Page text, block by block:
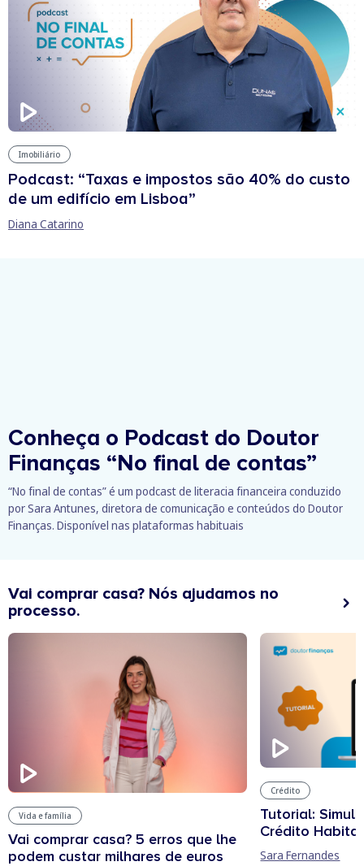
Imobiliário
Podcast: “Taxas e impostos são 40% do custo
de um edifício em Lisboa”
Diana Catarino
Conheça o Podcast do Doutor
Finanças “No final de contas”
“No final de contas” é um podcast de literacia financeira conduzido
por Sara Antunes, diretora de comunicação e conteúdos do Doutor
Finanças. Disponível nas plataformas habituais
Vai comprar casa? Nós ajudamos no
processo.
Vida e família
Vai comprar casa? 5 erros que lhe
podem custar milhares de euros
Crédito
Tutorial:
Crédito
Sara Fernandes